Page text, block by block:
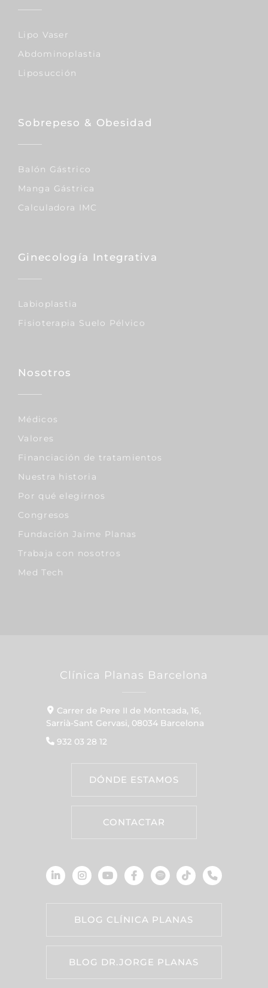
Lipo Vaser
Abdominoplastia
Liposucción
Sobrepeso & Obesidad
Balón Gástrico
Manga Gástrica
Calculadora IMC
Ginecología Integrativa
Labioplastia
Fisioterapia Suelo Pélvico
Nosotros
Médicos
Valores
Financiación de tratamientos
Nuestra historia
Por qué elegirnos
Congresos
Fundación Jaime Planas
Trabaja con nosotros
Med Tech
Clínica Planas Barcelona
Carrer de Pere II de Montcada, 16,
Sarrià-Sant Gervasi, 08034 Barcelona
932 03 28 12
DÓNDE ESTAMOS
CONTACTAR
BLOG CLÍNICA PLANAS
BLOG DR.JORGE PLANAS